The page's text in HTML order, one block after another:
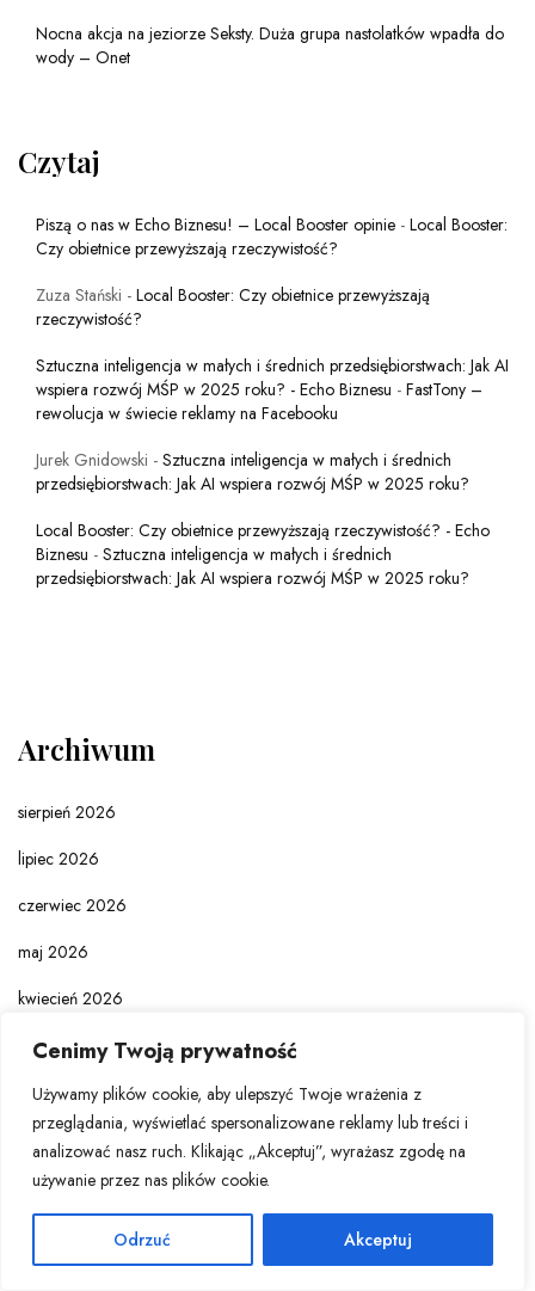
Cenimy Twoją prywatność
Używamy plików cookie, aby ulepszyć Twoje wrażenia z
przeglądania, wyświetlać spersonalizowane reklamy lub treści i
analizować nasz ruch. Klikając „Akceptuj”, wyrażasz zgodę na
używanie przez nas plików cookie.
Odrzuć Akceptuj
Nocna akcja na jeziorze Seksty. Duża grupa nastolatków wpadła do
wody – Onet
Czytaj
Piszą o nas w Echo Biznesu! – Local Booster opinie - Local Booster:
Czy obietnice przewyższają rzeczywistość?
Zuza Stański - Local Booster: Czy obietnice przewyższają
rzeczywistość?
Sztuczna inteligencja w małych i średnich przedsiębiorstwach: Jak AI
wspiera rozwój MŚP w 2025 roku? - Echo Biznesu - FastTony –
rewolucja w świecie reklamy na Facebooku
Jurek Gnidowski - Sztuczna inteligencja w małych i średnich
przedsiębiorstwach: Jak AI wspiera rozwój MŚP w 2025 roku?
Local Booster: Czy obietnice przewyższają rzeczywistość? - Echo
Biznesu - Sztuczna inteligencja w małych i średnich
przedsiębiorstwach: Jak AI wspiera rozwój MŚP w 2025 roku?
Archiwum
sierpień 2026
lipiec 2026
czerwiec 2026
maj 2026
kwiecień 2026
marzec 2026
luty 2026
styczeń 2026
grudzień 2025